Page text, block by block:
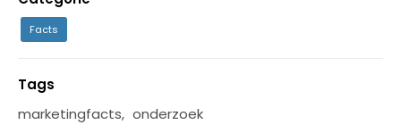
Facts
Tags
marketingfacts, onderzoek